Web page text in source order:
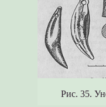
Рис. 35.